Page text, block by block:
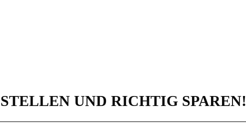
UND RICHTIG SPAREN!